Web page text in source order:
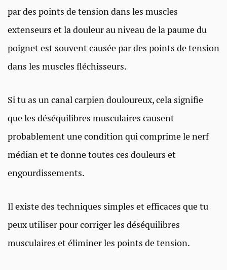
par des points de tension dans les muscles
extenseurs et la douleur au niveau de la paume du
poignet est souvent causée par des points de tension
dans les muscles fléchisseurs.
Si tu as un canal carpien douloureux, cela signifie
que les déséquilibres musculaires causent
probablement une condition qui comprime le nerf
médian et te donne toutes ces douleurs et
engourdissements.
Il existe des techniques simples et efficaces que tu
peux utiliser pour corriger les déséquilibres
musculaires et éliminer les points de tension.